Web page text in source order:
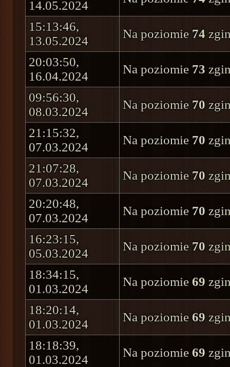
14.05.2024
15:13:46,
13.05.2024
Na poziomie 74
20:03:50,
16.04.2024
Na poziomie 73
09:56:30,
08.03.2024
Na poziomie 70
21:15:32,
07.03.2024
Na poziomie 70
21:07:28,
07.03.2024
Na poziomie 70
20:20:48,
07.03.2024
Na poziomie 70
16:23:15,
05.03.2024
Na poziomie 70
18:34:15,
01.03.2024
Na poziomie 69
18:20:14,
01.03.2024
Na poziomie 69
18:18:39,
01.03.2024
Na poziomie 69